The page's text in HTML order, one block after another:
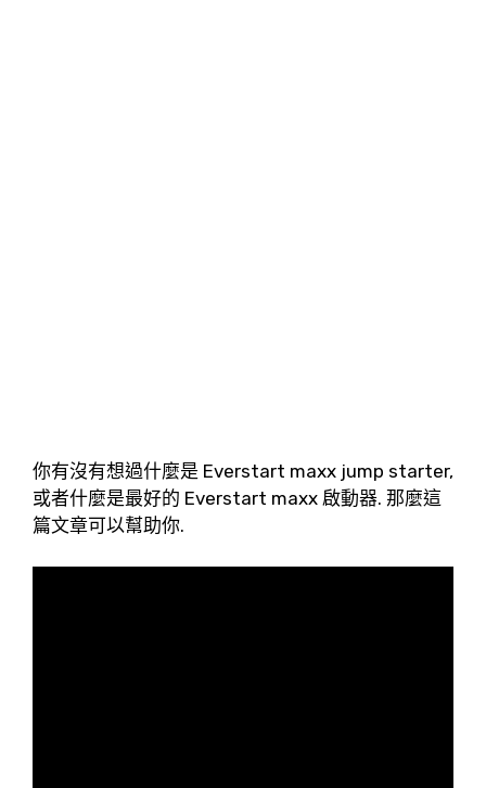
你有沒有想過什麼是 Everstart maxx jump starter,
或者什麼是最好的 Everstart maxx 啟動器. 那麼這
篇文章可以幫助你.